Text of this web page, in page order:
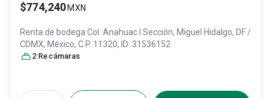
$774,240 MXN
Renta de bodega Col. Anahuac I Sección, Miguel Hidalgo, DF /
CDMX, México, C.P. 11320, ID: 31536152
2 Recámaras